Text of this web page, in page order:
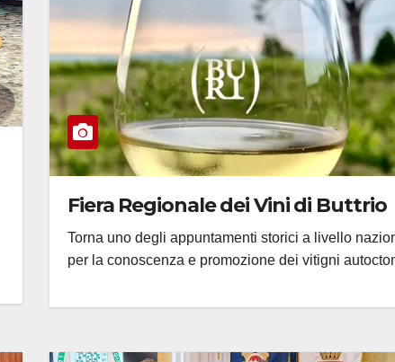
Fiera Regionale dei Vini di Buttrio
Torna uno degli appuntamenti storici a livello
per la conoscenza e promozione dei vitigni